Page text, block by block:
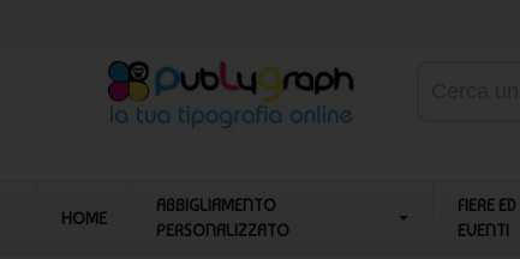
HOME
ABBIGLIAMENTO
PERSONALIZZATO
FIERE ED
EVENTI